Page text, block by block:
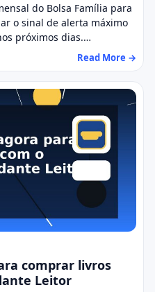
do Bolsa Família para
o sinal de alerta máximo
próximos dias.…
Read More →
comprar livros
Leitor